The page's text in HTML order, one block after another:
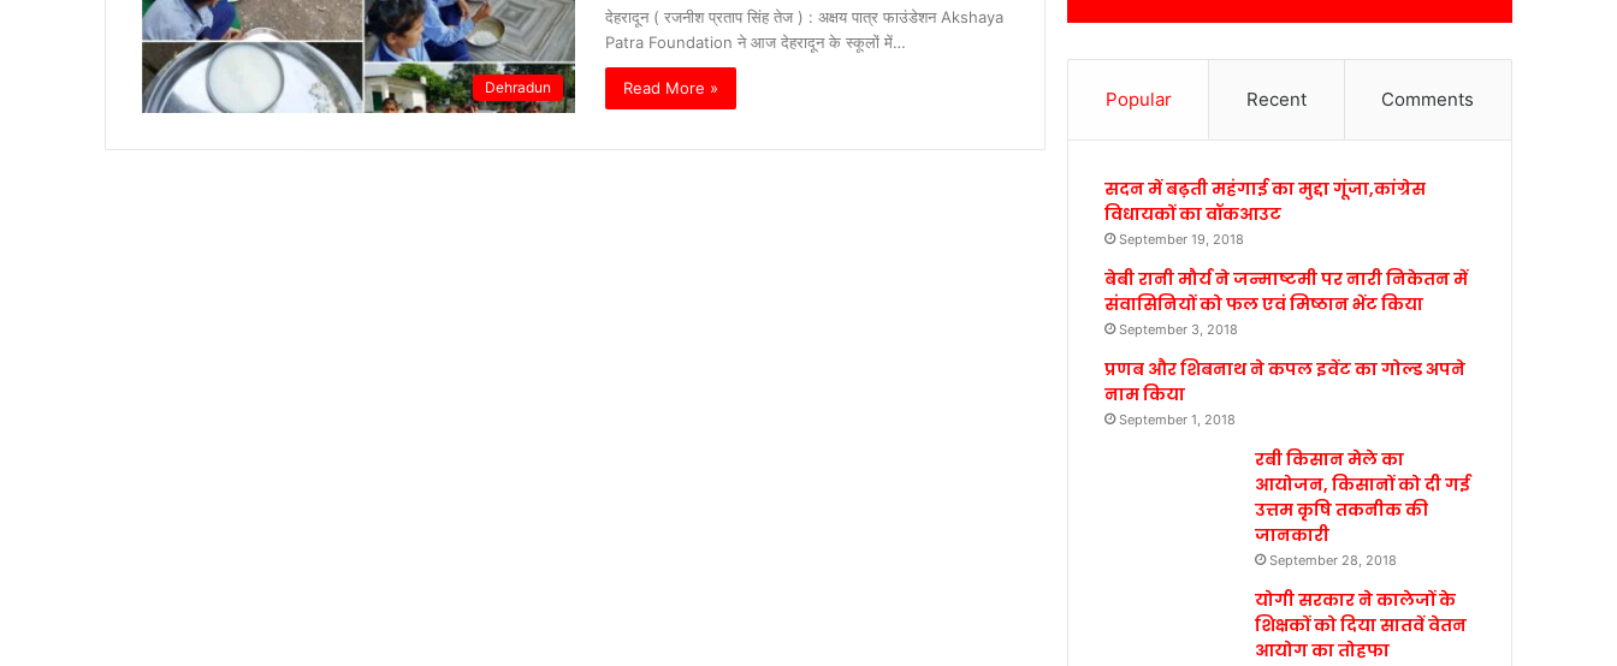
Dehradun
देहरादून ( रजनीश प्रताप सिंह तेज ) : अक्षय पात्र फाउंडेशन Akshaya
Patra Foundation ने आज देहरादून के स्कूलों में…
Read More » Popular Recent Comments
सदन में बढ़ती महंगाई का मुद्दा गूंजा,कांग्रेस
विधायकों का वॉकआउट
September 19, 2018
बेबी रानी मौर्य ने जन्माष्टमी पर नारी निकेतन में
संवासिनियों को फल एवं मिष्ठान भेंट किया
September 3, 2018
प्रणब और शिबनाथ ने कपल इवेंट का गोल्ड अपने
नाम किया
September 1, 2018
रबी किसान मेले का
आयोजन, किसानों को दी गई
उत्तम कृषि तकनीक की
जानकारी
September 28, 2018
योगी सरकार ने कालेजों के
शिक्षकों को दिया सातवें वेतन
आयोग का तोहफा